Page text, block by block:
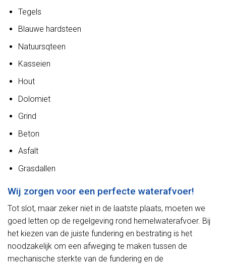
Tegels
Blauwe hardsteen
Natuursqteen
Kasseien
Hout
Dolomiet
Grind
Beton
Asfalt
Grasdallen
Wij zorgen voor een perfecte waterafvoer!
Tot slot, maar zeker niet in de laatste plaats, moeten we
goed letten op de regelgeving rond hemelwaterafvoer. Bij
het kiezen van de juiste fundering en bestrating is het
noodzakelijk om een afweging te maken tussen de
mechanische sterkte van de fundering en de